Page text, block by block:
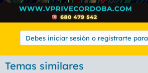
Debes iniciar sesión o registrarte
Temas similares